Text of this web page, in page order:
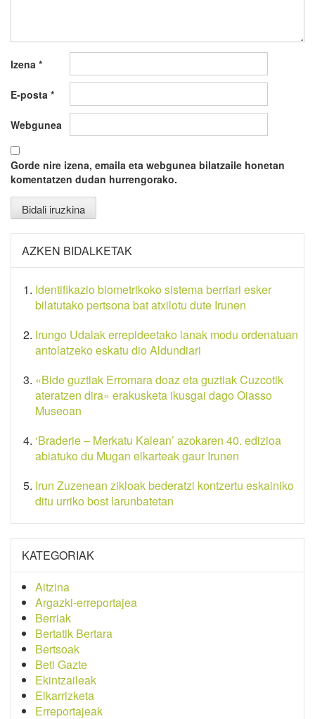
Izena *
E-posta *
Webgunea
Gorde nire izena, emaila eta webgunea bilatzaile honetan
komentatzen dudan hurrengorako.
AZKEN BIDALKETAK
Identifikazio biometrikoko sistema berriari esker
bilatutako pertsona bat atxilotu dute Irunen
Irungo Udalak errepideetako lanak modu ordenatuan
antolatzeko eskatu dio Aldundiari
«Bide guztiak Erromara doaz eta guztiak Cuzcotik
ateratzen dira» erakusketa ikusgai dago Oiasso
Museoan
‘Braderie – Merkatu Kalean’ azokaren 40. edizioa
abiatuko du Mugan elkarteak gaur Irunen
Irun Zuzenean zikloak bederatzi kontzertu eskainiko
ditu urriko bost larunbatetan
KATEGORIAK
Aitzina
Argazki-erreportajea
Berriak
Bertatik Bertara
Bertsoak
Beti Gazte
Ekintzaileak
Elkarrizketa
Erreportajeak